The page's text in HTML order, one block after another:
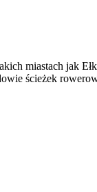
miastach jak
ścieżek